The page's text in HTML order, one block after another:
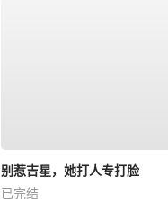
别惹吉星，她打人专打脸
已完结